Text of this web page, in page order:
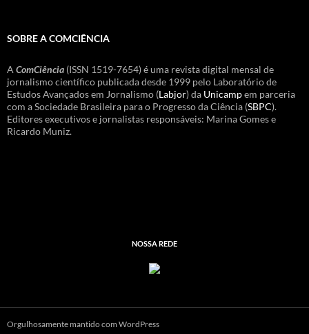
SOBRE A COMCIÊNCIA
A ComCiência (ISSN 1519-7654) é uma revista digital mensal de
jornalismo científico publicada desde 1999 pelo Laboratório de
Estudos Avançados em Jornalismo (Labjor) da Unicampem parceria
com a Sociedade Brasileira para o Progresso da Ciência (SBPC).
Editores executivos e jornalistas responsáveis: Marina Gomes e
Ricardo Muniz.
NOSSA REDE
Orgulhosamente mantido com WordPress